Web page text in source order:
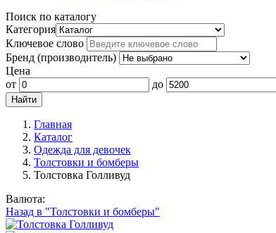
Поиск по каталогу
Категория
Ключевое слово
Бренд (производитель)
Цена
от
до
Главная
Каталог
Одежда для девочек
Толстовки и бомберы
Толстовка Голливуд
Валюта:
Назад в "Толстовки и бомберы"